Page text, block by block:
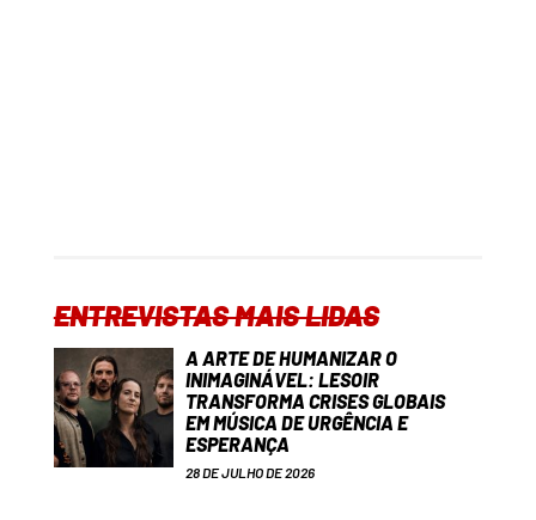
ENTREVISTAS MAIS LIDAS
A ARTE DE HUMANIZAR O
INIMAGINÁVEL: LESOIR
TRANSFORMA CRISES GLOBAIS
EM MÚSICA DE URGÊNCIA E
ESPERANÇA
28 DE JULHO DE 2026